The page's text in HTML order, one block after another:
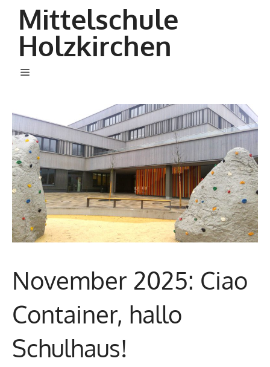
springen
Mittelschule
Holzkirchen
Menü
November 2025: Ciao
Container, hallo
Schulhaus!